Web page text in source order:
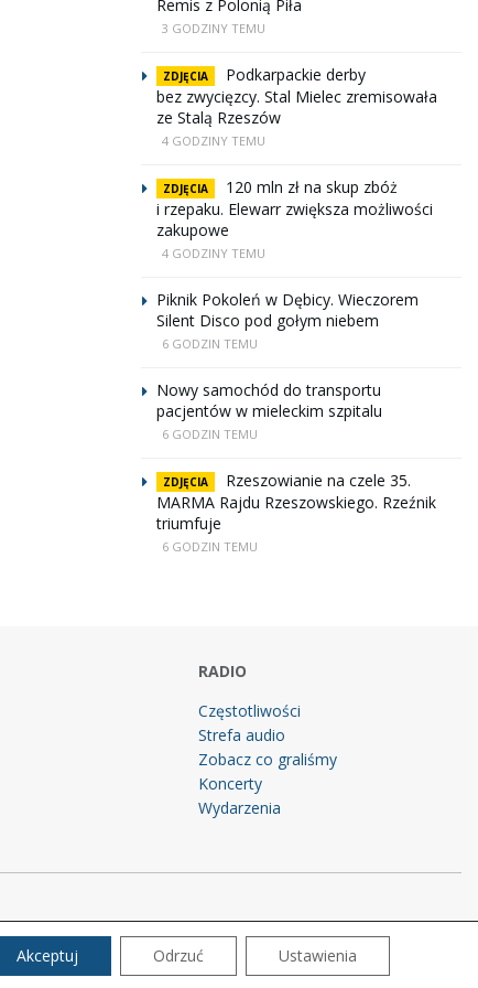
Remis z Polonią Piła
3 GODZINY TEMU
ZDJĘCIA
Podkarpackie derby
bez zwycięzcy. Stal Mielec zremisowała
ze Stalą Rzeszów
4 GODZINY TEMU
ZDJĘCIA
120 mln zł na skup zbóż
i rzepaku. Elewarr zwiększa możliwości
zakupowe
4 GODZINY TEMU
Piknik Pokoleń w Dębicy. Wieczorem
Silent Disco pod gołym niebem
6 GODZIN TEMU
Nowy samochód do transportu
pacjentów w mieleckim szpitalu
6 GODZIN TEMU
ZDJĘCIA
Rzeszowianie na czele 35.
MARMA Rajdu Rzeszowskiego. Rzeźnik
triumfuje
6 GODZIN TEMU
RADIO
Częstotliwości
Strefa audio
Zobacz co graliśmy
Koncerty
Wydarzenia
Akceptuj Odrzuć Ustawienia